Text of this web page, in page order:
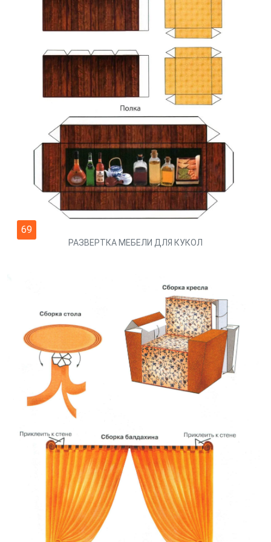
69
РАЗВЕРТКА МЕБЕЛИ ДЛЯ КУКОЛ